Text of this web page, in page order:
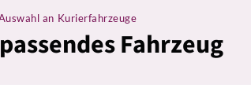
an Kurierfahrzeuge
Fahrzeug